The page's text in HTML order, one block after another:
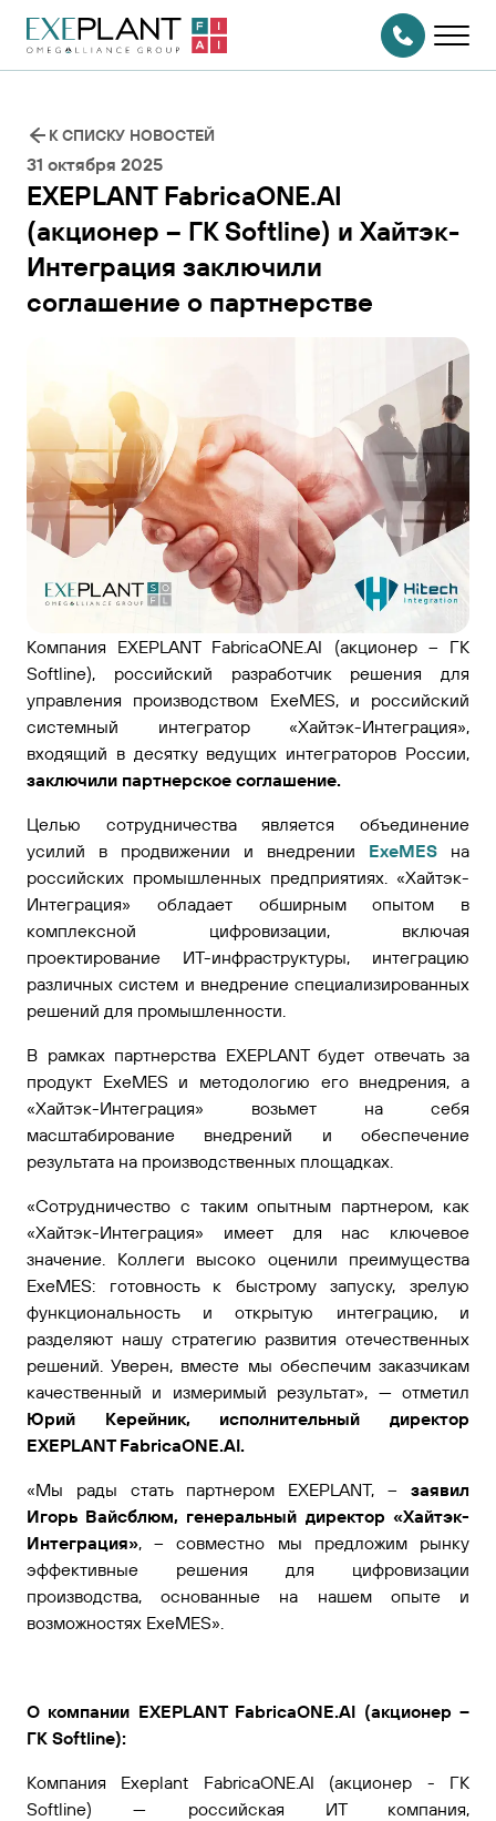
На главную
страницу
СВЯЗАТЬСЯ
С НАМИ
31 октября 2025
EXEPLANT FabricaONE.AI
(акционер – ГК Softline) и Хайтэк-
Интеграция заключили
соглашение о партнерстве
Компания EXEPLANT FabricaONE.AI (акционер – ГК
Softline), российский разработчик решения для
управления производством ExeMES, и российский
системный интегратор «Хайтэк-Интеграция»,
входящий в десятку ведущих интеграторов России,
заключили партнерское соглашение.
Целью сотрудничества является объединение
усилий в продвижении и внедрении ExeMES на
российских промышленных предприятиях. «Хайтэк-
Интеграция» обладает обширным опытом в
комплексной цифровизации, включая
проектирование ИТ-инфраструктуры, интеграцию
различных систем и внедрение специализированных
решений для промышленности.
В рамках партнерства EXEPLANT будет отвечать за
продукт ExeMES и методологию его внедрения, а
«Хайтэк-Интеграция» возьмет на себя
масштабирование внедрений и обеспечение
результата на производственных площадках.
«Сотрудничество с таким опытным партнером, как
«Хайтэк-Интеграция» имеет для нас ключевое
значение. Коллеги высоко оценили преимущества
ExeMES: готовность к быстрому запуску, зрелую
функциональность и открытую интеграцию, и
разделяют нашу стратегию развития отечественных
решений. Уверен, вместе мы обеспечим заказчикам
качественный и измеримый результат», — отметил
Юрий Керейник, исполнительный директор
EXEPLANT FabricaONE.AI.
«Мы рады стать партнером EXEPLANT, – заявил
Игорь Вайсблюм, генеральный директор «Хайтэк-
Интеграция», – совместно мы предложим рынку
эффективные решения для цифровизации
производства, основанные на нашем опыте и
возможностях ExeMES».
О компании EXEPLANT FabricaONE.AI (акционер –
ГК Softline):
Компания Exeplant FabricaONE.AI (акционер - ГК
Softline) — российская ИТ компания,
К СПИСКУ НОВОСТЕЙ